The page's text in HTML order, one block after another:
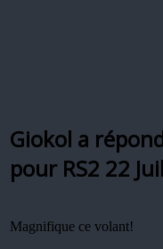
Giokol a
pour RS2 22
Magnifique ce volant!